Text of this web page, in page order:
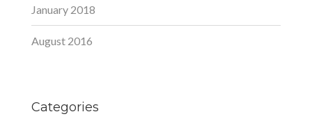
January 2018
August 2016
Categories